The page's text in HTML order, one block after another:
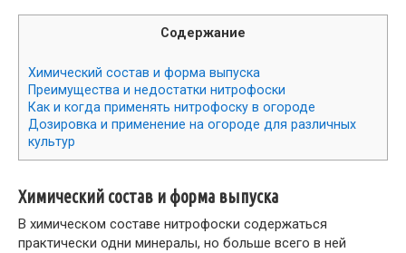
Содержание
Химический состав и форма выпуска
Преимущества и недостатки нитрофоски
Как и когда применять нитрофоску в огороде
Дозировка и применение на огороде для различных
культур
Химический состав и форма выпуска
В химическом составе нитрофоски содержаться
практически одни минералы, но больше всего в ней